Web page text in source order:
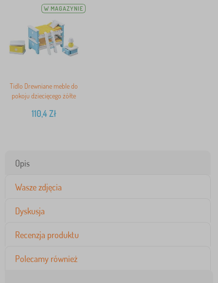
W MAGAZYNIE
Tidlo Drewniane meble do
pokoju dziecięcego żółte
110,4Zł
Opis
Wasze zdjęcia
Dyskusja
Recenzja produktu
Polecamy również